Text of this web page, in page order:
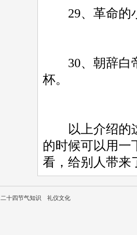
29、革命的
30、朝辞白帝
杯。
以上介绍的这
的时候可以用一
看，给别人带来
二十四节气知识 礼仪文化